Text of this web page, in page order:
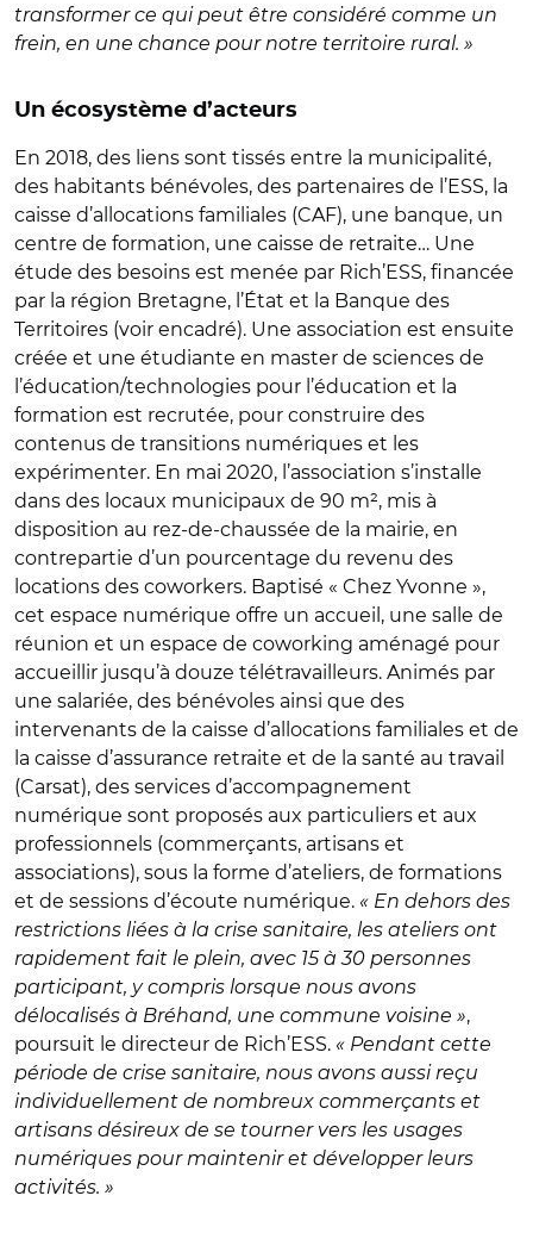
transformer ce qui peut être considéré comme un
frein, en une chance pour notre territoire rural. »
Un écosystème d’acteurs
En 2018, des liens sont tissés entre la municipalité,
des habitants bénévoles, des partenaires de l’ESS, la
caisse d’allocations familiales (CAF), une banque, un
centre de formation, une caisse de retraite… Une
étude des besoins est menée par Rich’ESS, financée
par la région Bretagne, l’État et la Banque des
Territoires (voir encadré). Une association est ensuite
créée et une étudiante en master de sciences de
l’éducation/technologies pour l’éducation et la
formation est recrutée, pour construire des
contenus de transitions numériques et les
expérimenter. En mai 2020, l’association s’installe
dans des locaux municipaux de 90 m², mis à
disposition au rez-de-chaussée de la mairie, en
contrepartie d’un pourcentage du revenu des
locations des coworkers. Baptisé « Chez Yvonne »,
cet espace numérique offre un accueil, une salle de
réunion et un espace de coworking aménagé pour
accueillir jusqu’à douze télétravailleurs. Animés par
une salariée, des bénévoles ainsi que des
intervenants de la caisse d’allocations familiales et de
la caisse d’assurance retraite et de la santé au travail
(Carsat), des services d’accompagnement
numérique sont proposés aux particuliers et aux
professionnels (commerçants, artisans et
associations), sous la forme d’ateliers, de formations
et de sessions d’écoute numérique. « En dehors des
restrictions liées à la crise sanitaire, les ateliers ont
rapidement fait le plein, avec 15 à 30 personnes
participant, y compris lorsque nous avons
délocalisés à Bréhand, une commune voisine »,
poursuit le directeur de Rich’ESS. « Pendant cette
période de crise sanitaire, nous avons aussi reçu
individuellement de nombreux commerçants et
artisans désireux de se tourner vers les usages
numériques pour maintenir et développer leurs
activités. »